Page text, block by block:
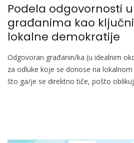
Podela odgovornosti
građanima kao
lokalne demokratije
Odgovoran građanin/ka (u idealnim
za odluke koje se donose na
što ga/je se direktno tiče, pošto